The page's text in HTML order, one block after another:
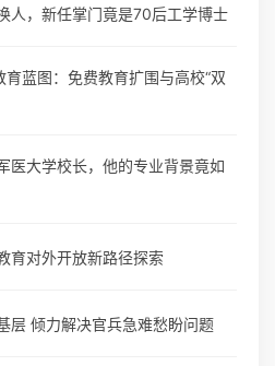
人，新任掌门竟是70后工学博士
育蓝图：免费教育扩围与高校“双
医大学校长，他的专业背景竟如
育对外开放新路径探索
层 倾力解决官兵急难愁盼问题